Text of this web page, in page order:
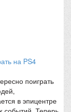
поиграть
в эпицентре